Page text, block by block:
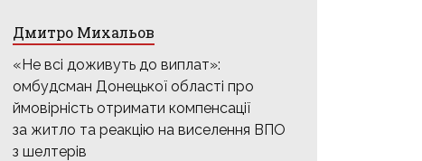
Дмитро Михальов
«Не всі доживуть до виплат»:
омбудсман Донецької області про
ймовірність отримати компенсації
за житло та реакцію на виселення ВПО
з шелтерів